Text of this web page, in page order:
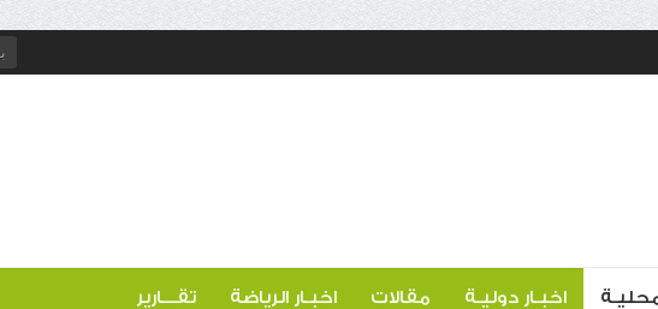
محليـة اخبـار دوليـة مقالات اخبـار الرياضة تقـــارير